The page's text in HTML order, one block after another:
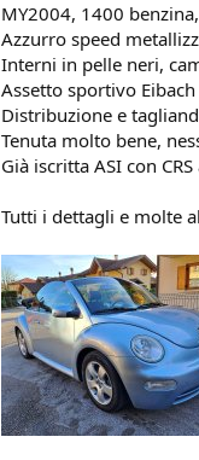
MY2004, 1400
Azzurro speed
Interni in pelle neri,
Assetto sportivo Eibach
Distribuzione e
Tenuta molto bene,
Già iscritta ASI con
Tutti i dettagli e molte